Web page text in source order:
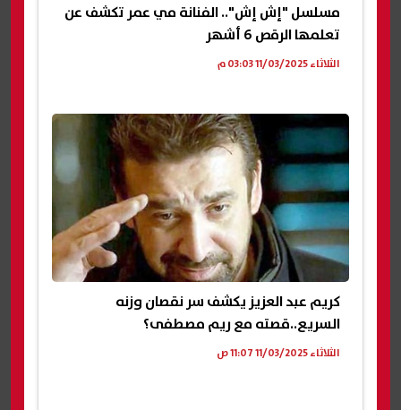
مسلسل "إش إش".. الفنانة مي عمر تكشف عن
تعلمها الرقص 6 أشهر
الثلاثاء 11/03/2025 03:03 م
كريم عبد العزيز يكشف سر نقصان وزنه
السريع..قصته مع ريم مصطفى؟
الثلاثاء 11/03/2025 11:07 ص